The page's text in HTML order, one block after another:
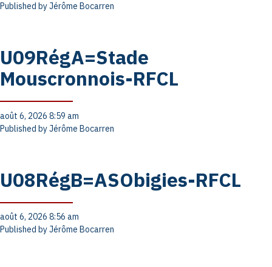
Published byJérôme Bocarren
U09RégA=Stade
Mouscronnois-RFCL
août 6, 2026 8:59 am
Published byJérôme Bocarren
U08RégB=ASObigies-RFCL
août 6, 2026 8:56 am
Published byJérôme Bocarren